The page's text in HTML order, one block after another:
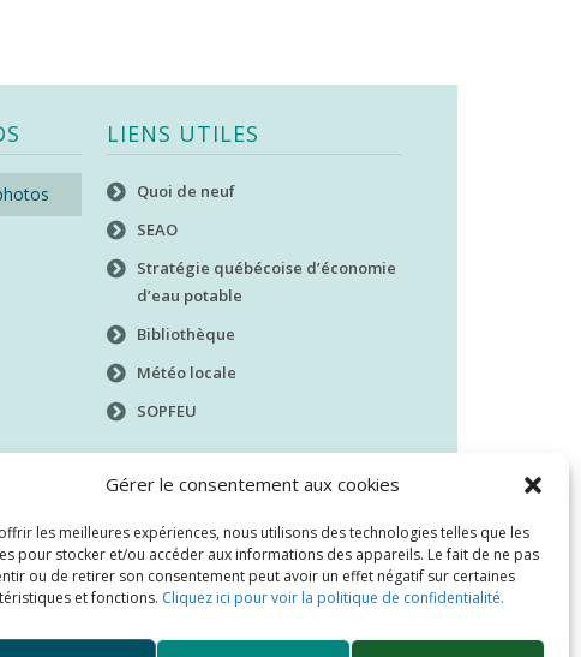
Gérer le consentement aux cookies
les meilleures expériences, nous utilisons des technologies telles que les
pour stocker et/ou accéder aux informations des appareils. Le fait de ne pas
ou de retirer son consentement peut avoir un effet négatif sur certaines
et fonctions. Cliquez ici pour voir la politique de confidentialité.
LIENS UTILES
Quoi de neuf
SEAO
Stratégie québécoise d’économie
d’eau potable
Bibliothèque
Météo locale
SOPFEU